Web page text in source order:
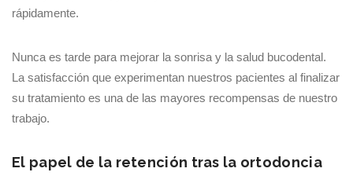
rápidamente.
Nunca es tarde para mejorar la sonrisa y la salud bucodental.
La satisfacción que experimentan nuestros pacientes al finalizar
su tratamiento es una de las mayores recompensas de nuestro
trabajo.
El papel de la retención tras la ortodoncia